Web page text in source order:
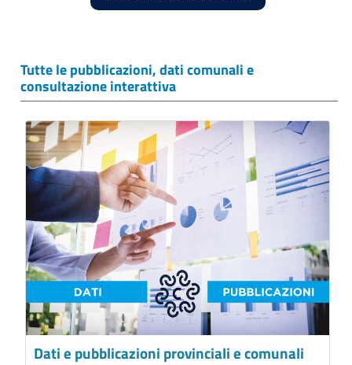
Tutte le pubblicazioni, dati comunali e
consultazione interattiva
Dati e pubblicazioni provinciali e comunali